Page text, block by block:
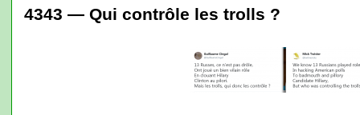
4343 — Qui contrôle les trolls ?